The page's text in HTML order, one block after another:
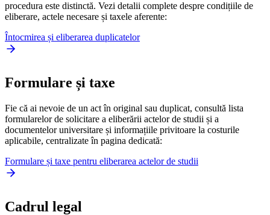
procedura este distinctă. Vezi detalii complete despre condițiile de
eliberare, actele necesare și taxele aferente:
Întocmirea și eliberarea duplicatelor
Formulare și taxe
Fie că ai nevoie de un act în original sau duplicat, consultă lista
formularelor de solicitare a eliberării actelor de studii și a
documentelor universitare și informațiile privitoare la costurile
aplicabile, centralizate în pagina dedicată:
Formulare și taxe pentru eliberarea actelor de studii
Cadrul legal